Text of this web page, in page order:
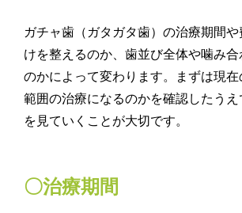
ガチャ歯（ガタガタ歯）の治療期間
けを整えるのか、歯並び全体や噛み
のかによって変わります。まずは現
範囲の治療になるのかを確認したう
を見ていくことが大切です。
〇治療期間